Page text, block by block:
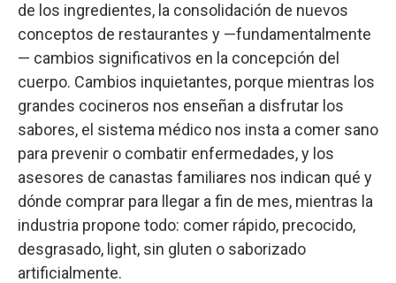
de los ingredientes, la consolidación de nuevos
conceptos de restaurantes y —fundamentalmente
— cambios significativos en la concepción del
cuerpo. Cambios inquietantes, porque mientras los
grandes cocineros nos enseñan a disfrutar los
sabores, el sistema médico nos insta a comer sano
para prevenir o combatir enfermedades, y los
asesores de canastas familiares nos indican qué y
dónde comprar para llegar a fin de mes, mientras la
industria propone todo: comer rápido, precocido,
desgrasado, light, sin gluten o saborizado
artificialmente.